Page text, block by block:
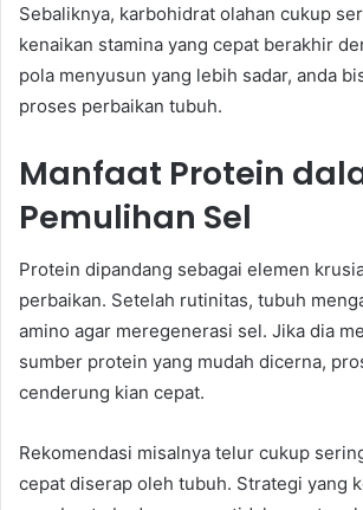
Sebaliknya, karbohidrat olahan cukup
kenaikan stamina yang cepat berakhir
pola menyusun yang lebih sadar, anda
proses perbaikan tubuh.
Manfaat Protein
Pemulihan Sel
Protein dipandang sebagai elemen
perbaikan. Setelah rutinitas, tubuh
amino agar meregenerasi sel. Jika dia
sumber protein yang mudah dicerna,
cenderung kian cepat.
Rekomendasi misalnya telur cukup
cepat diserap oleh tubuh. Strategi yang